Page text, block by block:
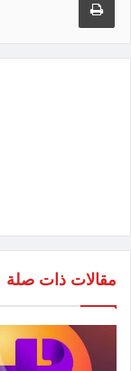
مقالات ذات صلة